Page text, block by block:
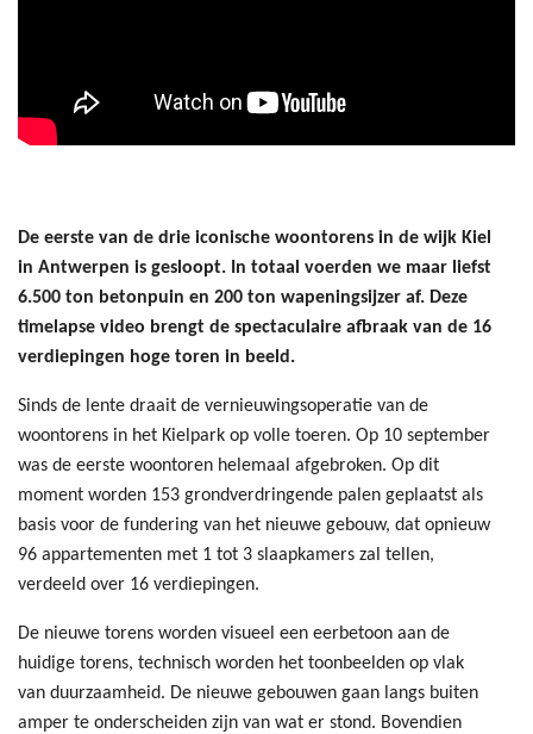
De eerste van de drie iconische woontorens in de wijk Kiel
in Antwerpen is gesloopt. In totaal voerden we maar liefst
6.500 ton betonpuin en 200 ton wapeningsijzer af. Deze
timelapse video brengt de spectaculaire afbraak van de 16
verdiepingen hoge toren in beeld.
Sinds de lente draait de vernieuwingsoperatie van de
woontorens in het Kielpark op volle toeren. Op 10 september
was de eerste woontoren helemaal afgebroken. Op dit
moment worden 153 grondverdringende palen geplaatst als
basis voor de fundering van het nieuwe gebouw, dat opnieuw
96 appartementen met 1 tot 3 slaapkamers zal tellen,
verdeeld over 16 verdiepingen.
De nieuwe torens worden visueel een eerbetoon aan de
huidige torens, technisch worden het toonbeelden op vlak
van duurzaamheid. De nieuwe gebouwen gaan langs buiten
amper te onderscheiden zijn van wat er stond. Bovendien